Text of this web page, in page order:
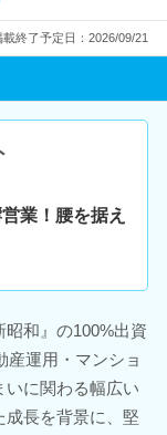
載終了予定日：2026/09/21
業！腰を据え
和』の100%出資
産運用・マンショ
いに関わる幅広い
長を背景に、堅